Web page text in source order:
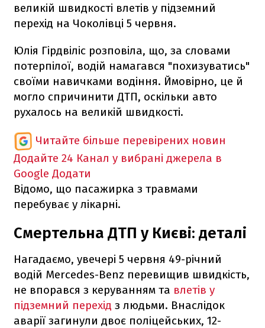
великій швидкості влетів у підземний
перехід на Чоколівці 5 червня.
Юлія Гірдвіліс розповіла, що, за словами
потерпілої, водій намагався "похизуватись"
своїми навичками водіння. Ймовірно, це й
могло спричинити ДТП, оскільки авто
рухалось на великій швидкості.
Читайте більше перевірених новин
Додайте 24 Канал у вибрані джерела в
Google Додати
Відомо, що пасажирка з травмами
перебуває у лікарні.
Смертельна ДТП у Києві: деталі
Нагадаємо, увечері 5 червня 49-річний
водій Mercedes-Benz перевищив швидкість,
не впорався з керуванням та влетів у
підземний перехід з людьми. Внаслідок
аварії загинули двоє поліцейських, 12-